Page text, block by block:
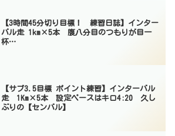
【3時間45分切り目標！ 練習日誌】インター
バル走 1km×5本 腹八分目のつもりが目一
杯…
【サブ3.5目標 ポイント練習】インターバル
走 1Km×5本 設定ペースはキロ4:20 久し
ぶりの【センバル】